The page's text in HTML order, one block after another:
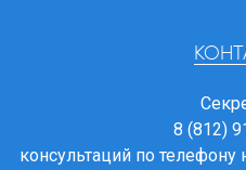
8 (812)
консультаций по телефону